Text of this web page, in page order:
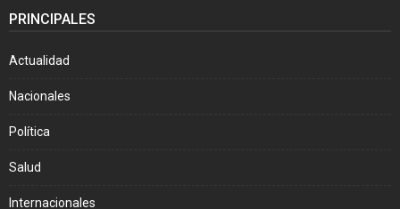
PRINCIPALES
Actualidad
Nacionales
Política
Salud
Internacionales